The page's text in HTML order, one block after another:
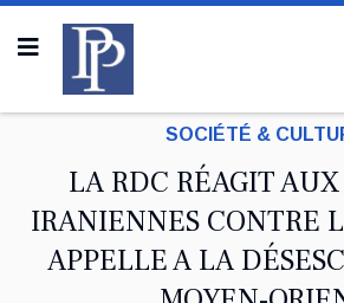
SOCIÉTÉ &
LA RDC RÉAGIT AUX
IRANIENNES CONTRE
APPELLE A LA